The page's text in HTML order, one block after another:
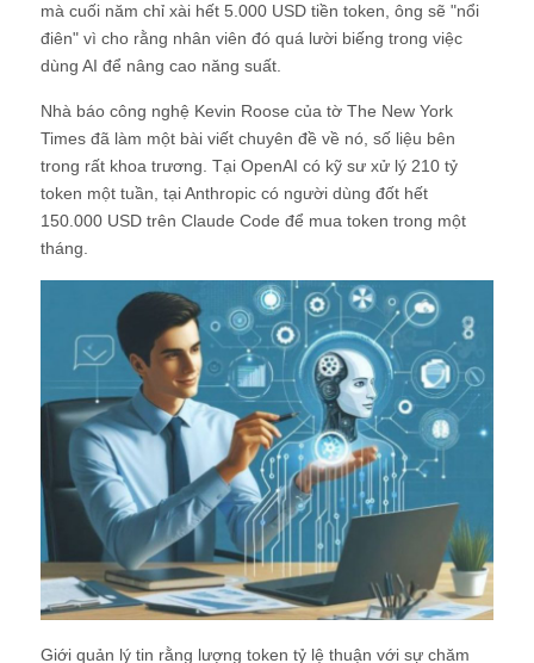
mà cuối năm chỉ xài hết 5.000 USD tiền token, ông sẽ "nổi
điên" vì cho rằng nhân viên đó quá lười biếng trong việc
dùng AI để nâng cao năng suất.
Nhà báo công nghệ Kevin Roose của tờ The New York
Times đã làm một bài viết chuyên đề về nó, số liệu bên
trong rất khoa trương. Tại OpenAI có kỹ sư xử lý 210 tỷ
token một tuần, tại Anthropic có người dùng đốt hết
150.000 USD trên Claude Code để mua token trong một
tháng.
Giới quản lý tin rằng lượng token tỷ lệ thuận với sự chăm